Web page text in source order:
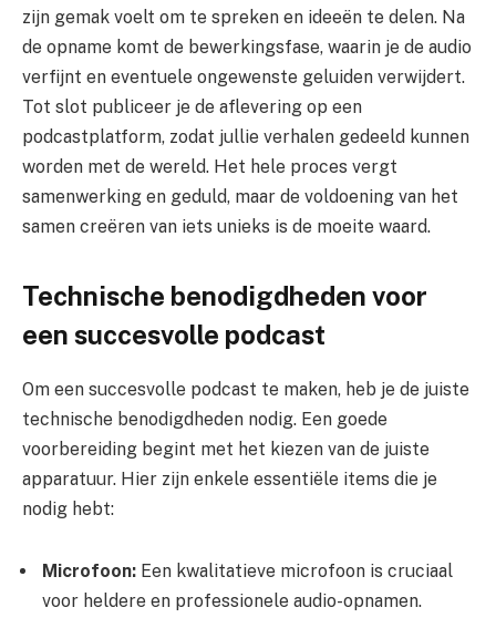
zijn gemak voelt om te spreken en ideeën te delen. Na
de opname komt de bewerkingsfase, waarin je de audio
verfijnt en eventuele ongewenste geluiden verwijdert.
Tot slot publiceer je de aflevering op een
podcastplatform, zodat jullie verhalen gedeeld kunnen
worden met de wereld. Het hele proces vergt
samenwerking en geduld, maar de voldoening van het
samen creëren van iets unieks is de moeite waard.
Technische benodigdheden voor
een succesvolle podcast
Om een succesvolle podcast te maken, heb je de juiste
technische benodigdheden nodig. Een goede
voorbereiding begint met het kiezen van de juiste
apparatuur. Hier zijn enkele essentiële items die je
nodig hebt:
Microfoon: Een kwalitatieve microfoon is cruciaal
voor heldere en professionele audio-opnamen.